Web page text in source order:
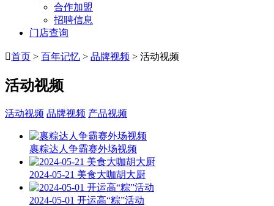
合作加盟
招聘信息
门店查询
首页 > 百年记忆 > 品牌视频 > 活动视频
活动视频
活动视频 品牌视频 产品视频
裹粽达人争霸赛外场视频
2024-05-21 美食大咖胡大厨
2024-05-01 开运高“粽”活动